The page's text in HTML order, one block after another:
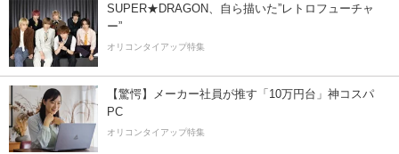
SUPER★DRAGON、自ら描いた”レトロフューチャ
ー”
オリコンタイアップ特集
【驚愕】メーカー社員が推す「10万円台」神コスパ
PC
オリコンタイアップ特集